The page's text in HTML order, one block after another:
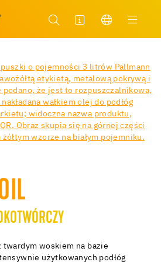
twardym woskiem na bazie
użytkowanych podłóg